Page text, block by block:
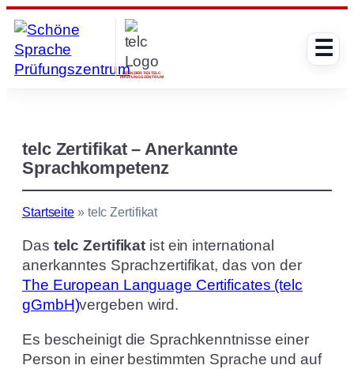
Inhalt
springen
LIZENZIERTES TELC
PRÜFUNGSZENTRUM
☰
telc Zertifikat – Anerkannte
Sprachkompetenz
Startseite » telc Zertifikat
Das telc Zertifikat ist ein international
anerkanntes Sprachzertifikat, das von der
The European Language Certificates (telc
gGmbH)vergeben wird.
Es bescheinigt die Sprachkenntnisse einer
Person in einer bestimmten Sprache und auf